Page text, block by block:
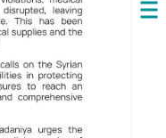
Open
navigation